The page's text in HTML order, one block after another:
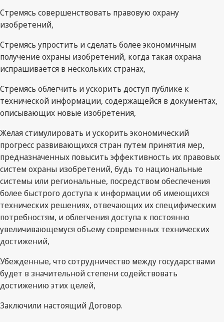
Стремясь совершенствовать правовую охрану
изобретений,
Стремясь упростить и сделать более экономичным
получение охраны изобретений, когда такая охрана
испрашивается в нескольких странах,
Стремясь облегчить и ускорить доступ публике к
технической информации, содержащейся в документах,
описывающих новые изобретения,
Желая стимулировать и ускорить экономический
прогресс развивающихся стран путем принятия мер,
предназначенных повысить эффективность их правовых
систем охраны изобретений, будь то национальные
системы или региональные, посредством обеспечения
более быстрого доступа к информации об имеющихся
технических решениях, отвечающих их специфическим
потребностям, и облегчения доступа к постоянно
увеличивающемуся объему современных технических
достижений,
Убежденные, что сотрудничество между государствами
будет в значительной степени содействовать
достижению этих целей,
Заключили настоящий Договор.